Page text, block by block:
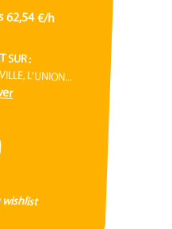
62,54 €/h
SUR :
L'UNION...